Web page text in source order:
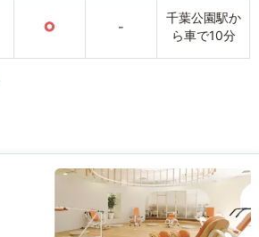
○ -
千葉公園駅か
ら車で10分